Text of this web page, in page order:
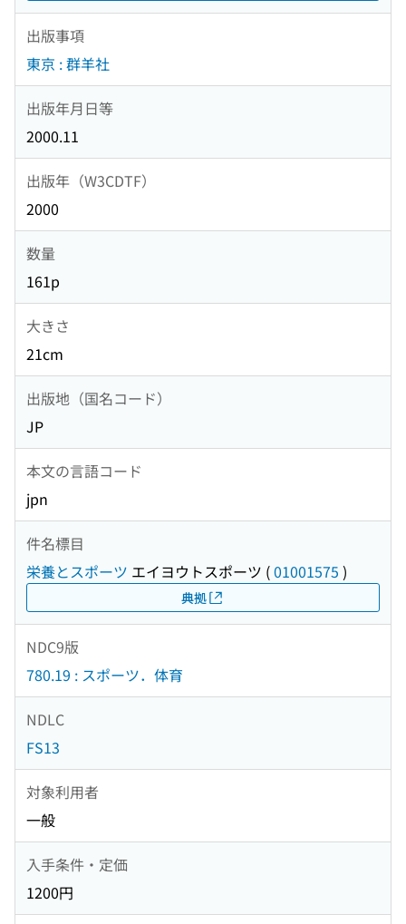
出版事項
東京 : 群羊社
出版年月日等
2000.11
出版年（W3CDTF）
2000
数量
161p
大きさ
21cm
出版地（国名コード）
JP
本文の言語コード
jpn
件名標目
栄養とスポーツ エイヨウトスポーツ (01001575 )
典拠
NDC9版
780.19 : スポーツ．体育
NDLC
FS13
対象利用者
一般
入手条件・定価
1200円